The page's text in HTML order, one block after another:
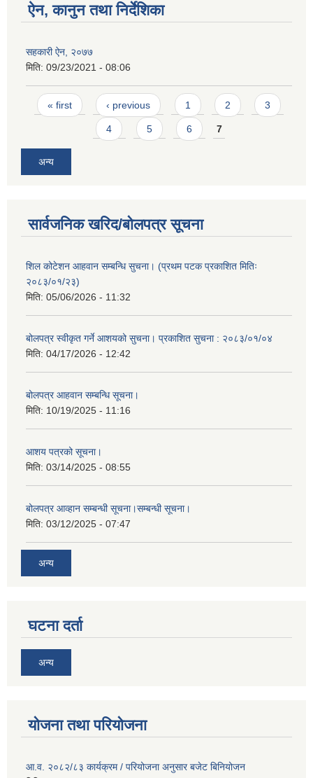
ऐन, कानुन तथा निर्देशिका
सहकारी ऐन, २०७७
मिति: 09/23/2021 - 08:06
Pages
« first ‹ previous 1 2 3
4 5 6 7
अन्य
सार्वजनिक खरिद/बोलपत्र सूचना
शिल कोटेशन आहवान सम्बन्धि सुचना। (प्रथम पटक प्रकाशित मितिः
२०८३/०१/२३)
मिति: 05/06/2026 - 11:32
बोलपत्र स्वीकृत गर्ने आशयको सुचना। प्रकाशित सुचना : २०८३/०१/०४
मिति: 04/17/2026 - 12:42
बोलपत्र आहवान सम्बन्धि सूचना।
मिति: 10/19/2025 - 11:16
आशय पत्रको सूचना।
मिति: 03/14/2025 - 08:55
बोलपत्र आव्हान सम्बन्धी सूचना।सम्बन्धी सूचना।
मिति: 03/12/2025 - 07:47
अन्य
घटना दर्ता
अन्य
योजना तथा परियोजना
आ.व. २०८२/८३ कार्यक्रम / परियोजना अनुसार बजेट बिनियोजन